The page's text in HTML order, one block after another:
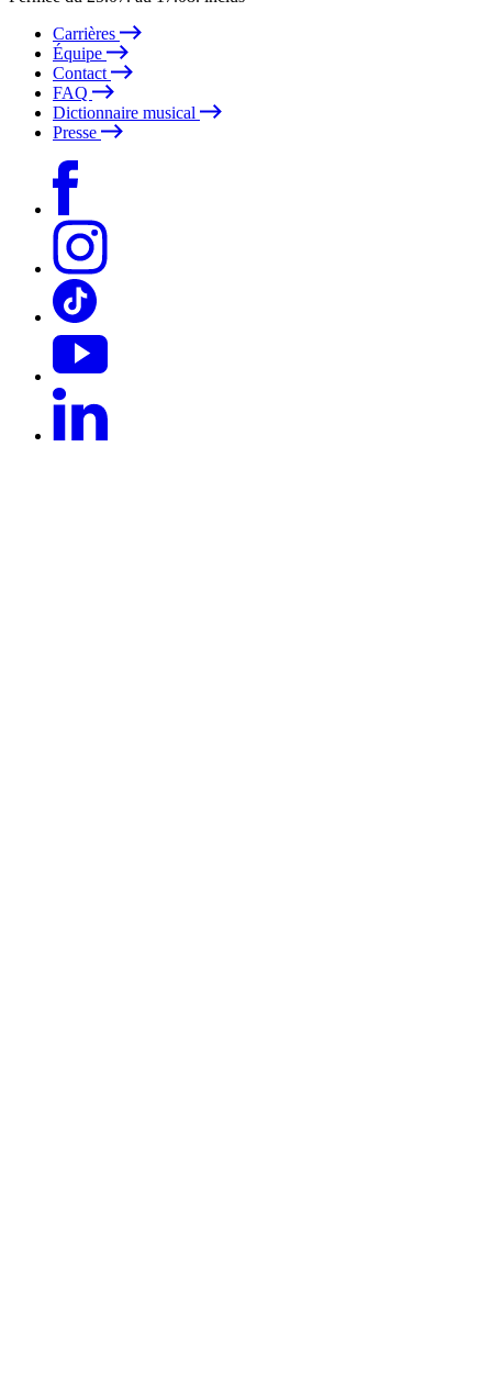
Carrières
Équipe
Contact
FAQ
Dictionnaire musical
Presse